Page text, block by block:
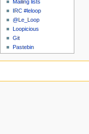
Mailing lists
IRC #leloop
@Le_Loop
Loopicious
Git
Pastebin